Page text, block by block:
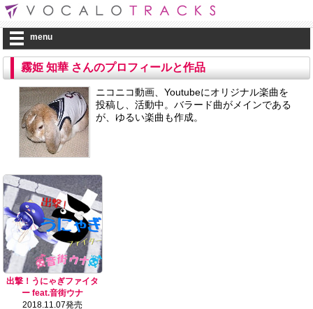
menu
霧姫 知華 さんのプロフィールと作品
ニコニコ動画、Youtubeにオリジナル楽曲を
投稿し、活動中。バラード曲がメインである
が、ゆるい楽曲も作成。
出撃！うにゃぎファイタ
ー feat.音街ウナ
2018.11.07発売